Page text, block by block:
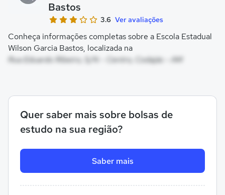
Bastos
3.6 Ver avaliações
Conheça informações completas sobre a Escola Estadual
Wilson Garcia Bastos, localizada na
Rua Eduardo Ribeiro, S/N - Centro, Codajás - AM
Quer saber mais sobre bolsas de
estudo na sua região?
Saber mais